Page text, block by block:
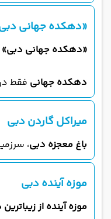
«دهکده جهانی
«دهکده جهانی دبی»
دهکده جهانی فقط
میراکل گاردن دبی
باغ معجزه دبی، سرزمین عجایب گل‌ها با ۵۰ میلیون گل، یکی از بدیع‌ترین جاذبه‌های
موزه آینده دبی
موزه آینده از